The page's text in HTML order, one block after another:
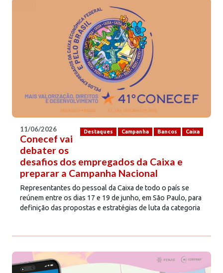
Destaques Campanha Bancos Caixa
11/06/2026
Conecef vai
debater os
desafios dos empregados da Caixa e
preparar a Campanha Nacional
Representantes do pessoal da Caixa de todo o país se
reúnem entre os dias 17 e 19 de junho, em São Paulo, para
definição das propostas e estratégias de luta da categoria